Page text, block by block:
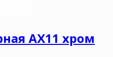
АХ11 хром